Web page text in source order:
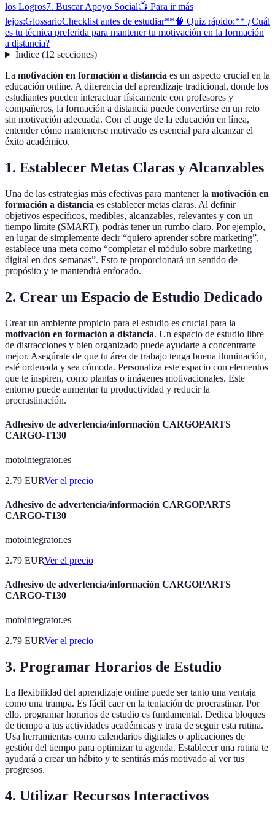
los Logros7. Buscar Apoyo Social📺 Para ir más
lejos:GlossarioChecklist antes de estudiar**🧠 Quiz rápido:** ¿Cuál
es tu técnica preferida para mantener tu motivación en la formación
a distancia?
Índice(12 secciones)
La motivación en formación a distancia es un aspecto crucial en la
educación online. A diferencia del aprendizaje tradicional, donde los
estudiantes pueden interactuar físicamente con profesores y
compañeros, la formación a distancia puede convertirse en un reto
sin motivación adecuada. Con el auge de la educación en línea,
entender cómo mantenerse motivado es esencial para alcanzar el
éxito académico.
1. Establecer Metas Claras y Alcanzables
Una de las estrategias más efectivas para mantener la motivación en
formación a distancia es establecer metas claras. Al definir
objetivos específicos, medibles, alcanzables, relevantes y con un
tiempo límite (SMART), podrás tener un rumbo claro. Por ejemplo,
en lugar de simplemente decir “quiero aprender sobre marketing”,
establece una meta como “completar el módulo sobre marketing
digital en dos semanas”. Esto te proporcionará un sentido de
propósito y te mantendrá enfocado.
2. Crear un Espacio de Estudio Dedicado
Crear un ambiente propicio para el estudio es crucial para la
motivación en formación a distancia. Un espacio de estudio libre
de distracciones y bien organizado puede ayudarte a concentrarte
mejor. Asegúrate de que tu área de trabajo tenga buena iluminación,
esté ordenada y sea cómoda. Personaliza este espacio con elementos
que te inspiren, como plantas o imágenes motivacionales. Este
entorno puede aumentar tu productividad y reducir la
procrastinación.
Adhesivo de advertencia/información CARGOPARTS
CARGO-T130
motointegrator.es
2.79 EURVer el precio
Adhesivo de advertencia/información CARGOPARTS
CARGO-T130
motointegrator.es
2.79 EURVer el precio
Adhesivo de advertencia/información CARGOPARTS
CARGO-T130
motointegrator.es
2.79 EURVer el precio
3. Programar Horarios de Estudio
La flexibilidad del aprendizaje online puede ser tanto una ventaja
como una trampa. Es fácil caer en la tentación de procrastinar. Por
ello, programar horarios de estudio es fundamental. Dedica bloques
de tiempo a tus actividades académicas y trata de seguir esta rutina.
Usa herramientas como calendarios digitales o aplicaciones de
gestión del tiempo para optimizar tu agenda. Establecer una rutina te
ayudará a crear un hábito y te sentirás más motivado al ver tus
progresos.
4. Utilizar Recursos Interactivos